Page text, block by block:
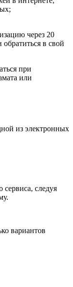
через 20
в свой
при
или
из электронных
сервиса, следуя
вариантов